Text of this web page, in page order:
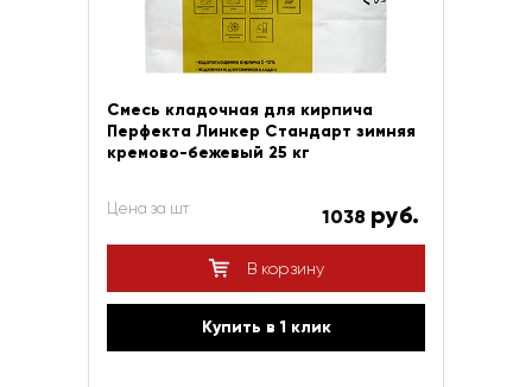
Смесь кладочная для кирпича
Перфекта Линкер Стандарт зимняя
кремово-бежевый 25 кг
Цена за шт 1038 руб.
В корзину
Купить в 1 клик